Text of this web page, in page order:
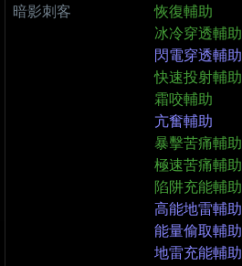
暗影刺客
恢復輔助
冰冷穿透輔助
閃電穿透輔助
快速投射輔助
霜咬輔助
亢奮輔助
暴擊苦痛輔助
極速苦痛輔助
陷阱充能輔助
高能地雷輔助
能量偷取輔助
地雷充能輔助